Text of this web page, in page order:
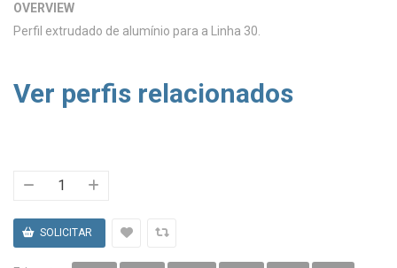
OVERVIEW
Perfil extrudado de alumínio para a Linha 30.
Ver perfis relacionados